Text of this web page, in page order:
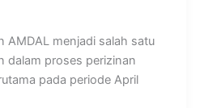
AMDAL menjadi salah satu
dalam proses perizinan
pada periode April